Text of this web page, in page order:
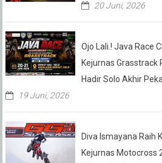
20 Juni, 2026
Ojo Lali.! Java Race
Kejurnas Grasstrack
Hadir Solo Akhir
19 Juni, 2026
Diva Ismayana Raih
Kejurnas Motocross